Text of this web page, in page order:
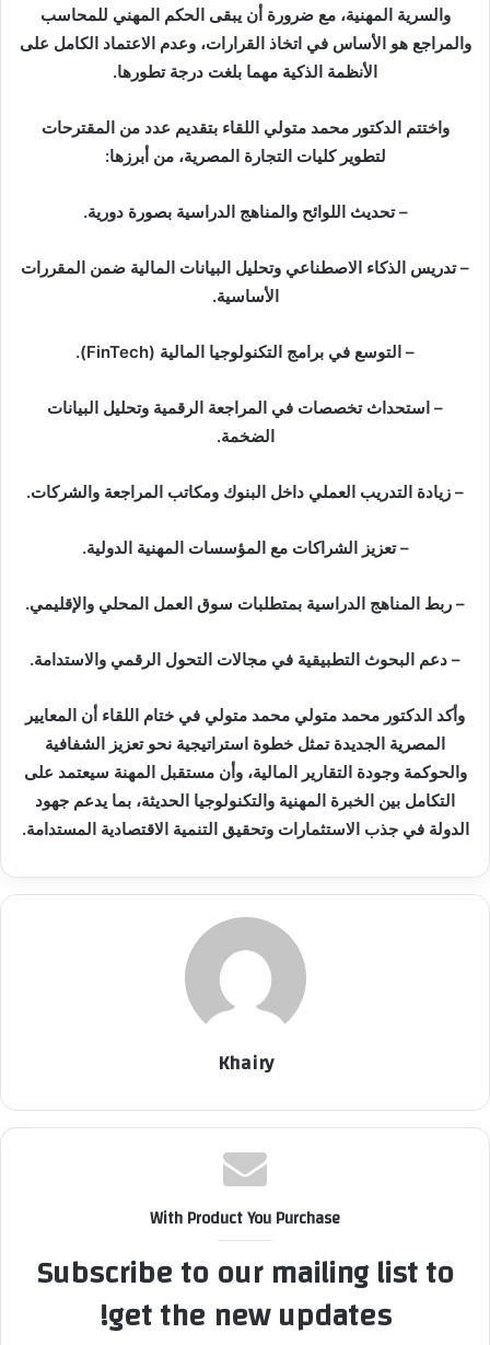
والسرية المهنية، مع ضرورة أن يبقى الحكم المهني للمحاسب
والمراجع هو الأساس في اتخاذ القرارات، وعدم الاعتماد الكامل على
الأنظمة الذكية مهما بلغت درجة تطورها.
واختتم الدكتور محمد متولي اللقاء بتقديم عدد من المقترحات
لتطوير كليات التجارة المصرية، من أبرزها:
– تحديث اللوائح والمناهج الدراسية بصورة دورية.
– تدريس الذكاء الاصطناعي وتحليل البيانات المالية ضمن المقررات
الأساسية.
– التوسع في برامج التكنولوجيا المالية (FinTech).
– استحداث تخصصات في المراجعة الرقمية وتحليل البيانات
الضخمة.
– زيادة التدريب العملي داخل البنوك ومكاتب المراجعة والشركات.
– تعزيز الشراكات مع المؤسسات المهنية الدولية.
– ربط المناهج الدراسية بمتطلبات سوق العمل المحلي والإقليمي.
– دعم البحوث التطبيقية في مجالات التحول الرقمي والاستدامة.
وأكد الدكتور محمد متولي محمد متولي في ختام اللقاء أن المعايير
المصرية الجديدة تمثل خطوة استراتيجية نحو تعزيز الشفافية
والحوكمة وجودة التقارير المالية، وأن مستقبل المهنة سيعتمد على
التكامل بين الخبرة المهنية والتكنولوجيا الحديثة، بما يدعم جهود
الدولة في جذب الاستثمارات وتحقيق التنمية الاقتصادية المستدامة.
Khairy
With Product You Purchase
Subscribe to our mailing list to
get the new updates!